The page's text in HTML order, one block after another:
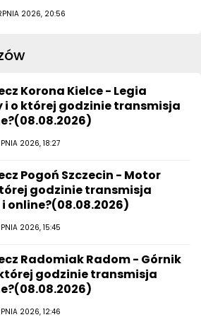
2026, 20:56
Korona Kielce - Legia
i o której godzinie transmisja
2026, 18:27
Pogoń Szczecin - Motor
godzinie transmisja
online?(08.08.2026)
2026, 15:45
Radomiak Radom - Górnik
godzinie transmisja
2026, 12:46